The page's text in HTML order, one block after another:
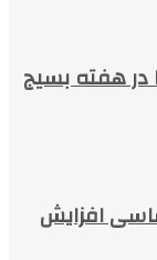
از ۲۰۰ روستا در هفته بسیج
افزایش